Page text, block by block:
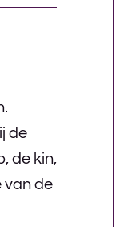
de
de kin,
van de